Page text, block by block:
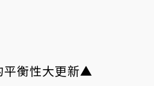
平衡性大更新▲